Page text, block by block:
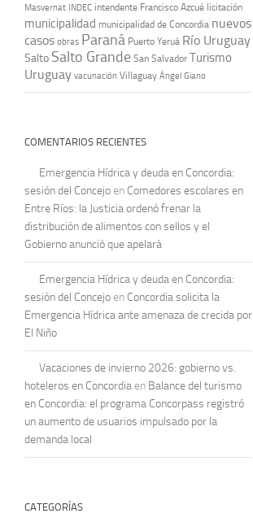
Masvernat INDEC intendente Francisco Azcué licitación
municipalidad municipalidad de Concordia nuevos
casos obras Paraná Puerto Yeruá Río Uruguay
Salto Salto Grande San Salvador Turismo
Uruguay vacunación Villaguay Ángel Giano
COMENTARIOS RECIENTES
Emergencia Hídrica y deuda en Concordia:
sesión del Concejo en Comedores escolares en
Entre Ríos: la Justicia ordenó frenar la
distribución de alimentos con sellos y el
Gobierno anunció que apelará
Emergencia Hídrica y deuda en Concordia:
sesión del Concejo en Concordia solicita la
Emergencia Hídrica ante amenaza de crecida por
El Niño
Vacaciones de invierno 2026: gobierno vs.
hoteleros en Concordia en Balance del turismo
en Concordia: el programa Concorpass registró
un aumento de usuarios impulsado por la
demanda local
CATEGORÍAS